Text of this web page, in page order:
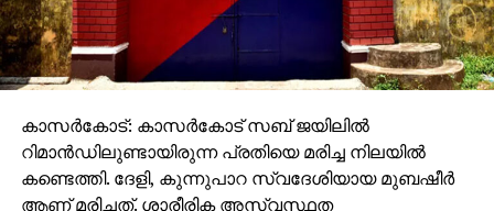
കാസര്‍കോട്: കാസര്‍കോട് സബ് ജയിലില്‍
റിമാന്‍ഡിലുണ്ടായിരുന്ന പ്രതിയെ മരിച്ച നിലയില്‍
കണ്ടെത്തി. ദേളി, കുന്നുപാറ സ്വദേശിയായ മുബഷീര്‍
ആണ് മരിച്ചത്. ശാരീരിക അസ്വസ്ഥത